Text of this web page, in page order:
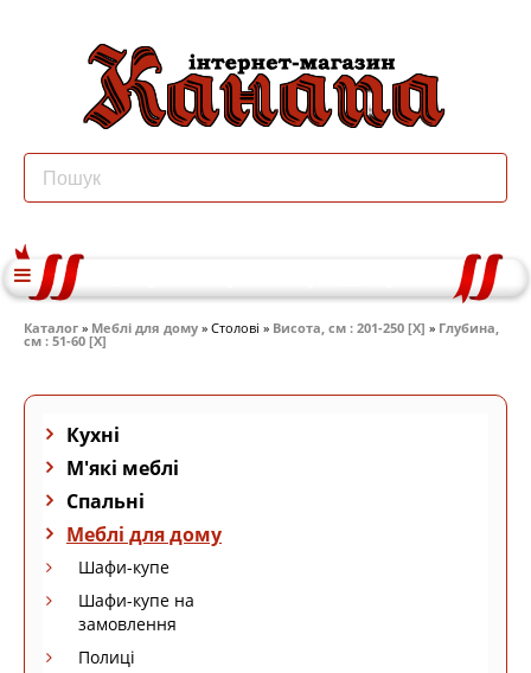
Каталог » Меблі для дому » Столові » Висота, см : 201-250 [X] » Глубина,
см : 51-60 [X]
Кухні
М'які меблі
Спальні
Меблі для дому
Шафи-купе
Шафи-купе на
замовлення
Полиці